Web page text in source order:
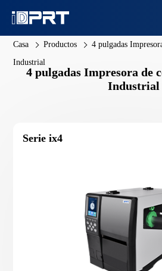
Casa Productos
4 pulgadas
Industrial
4 pulgadas Impresora de
Industrial
Serie ix4